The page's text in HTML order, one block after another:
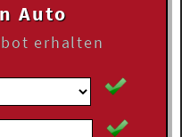
Auto
erhalten